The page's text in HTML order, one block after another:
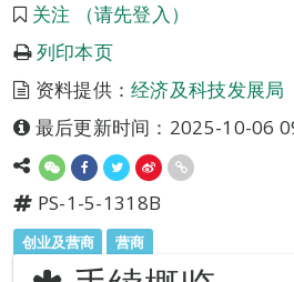
关注 （请先登入）
列印本页
资料提供：经济及科技发展局
最后更新时间：2025-10-06
PS-1-5-1318B
创业及营商 营商